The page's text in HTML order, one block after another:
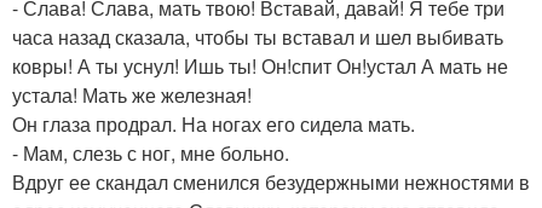
- Слава! Слава, мать твою! Вставай, давай! Я тебе три
часа назад сказала, чтобы ты вставал и шел выбивать
ковры! А ты уснул! Ишь ты! Он!спит Он!устал А мать не
устала! Мать же железная!
Он глаза продрал. На ногах его сидела мать.
- Мам, слезь с ног, мне больно.
Вдруг ее скандал сменился безудержными нежностями в